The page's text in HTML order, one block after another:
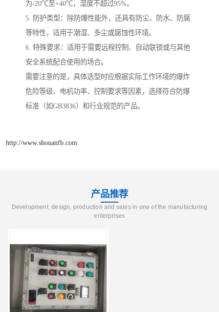
为-20℃至+40℃，湿度不超过95%。
5. 防护类型：除防爆性能外，还具有防尘、防水、防腐
等特性，适用于潮湿、多尘或腐蚀性环境。
6. 特殊要求：适用于需要远程控制、自动联锁或与其他
安全系统配合使用的场合。
需要注意的是，具体选型时应根据实际工作环境的爆炸
危险等级、电机功率、控制要求等因素，选择符合防爆
标准（如GB3836）和行业规范的产品。
http://www.shouanfb.com
产品推荐
Development, design, production and sales in one of the manufacturing
enterprises